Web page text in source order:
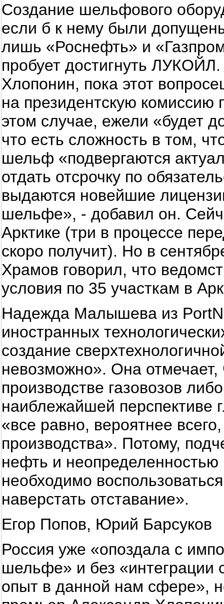
Создание шельфового
если б к нему были
лишь «Роснефть» и
пробует достигнуть
Хлопонин, пока этот
на президентскую
этом случае, ежели «будет
что есть сложность в том,
шельф «подвергаются
отдать отсрочку по
выдаются новейшие
шельфе», - добавил он.
Арктике (три в процессе
скоро получит). Но в
Храмов говорил, что
условия по 35 участкам в
Надежда Малышева из
иностранных
создание
невозможно». Она отмечает,
производстве газовозов
наиблежайшей перспективе
«все равно, вероятнее
производства». Потому,
нефть и
необходимо
наверстать отставание».
Егор Попов, Юрий Барсуков
Россия уже «опоздала с
шельфе» и без
опыт в данной нам сфере»,